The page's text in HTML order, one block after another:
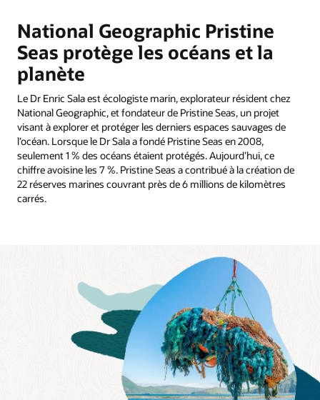
National Geographic Pristine
Seas protège les océans et la
planète
Le Dr Enric Sala est écologiste marin, explorateur résident chez
National Geographic, et fondateur de Pristine Seas, un projet
visant à explorer et protéger les derniers espaces sauvages de
l’océan. Lorsque le Dr Sala a fondé Pristine Seas en 2008,
seulement 1 % des océans étaient protégés. Aujourd’hui, ce
chiffre avoisine les 7 %. Pristine Seas a contribué à la création de
22 réserves marines couvrant près de 6 millions de kilomètres
carrés.